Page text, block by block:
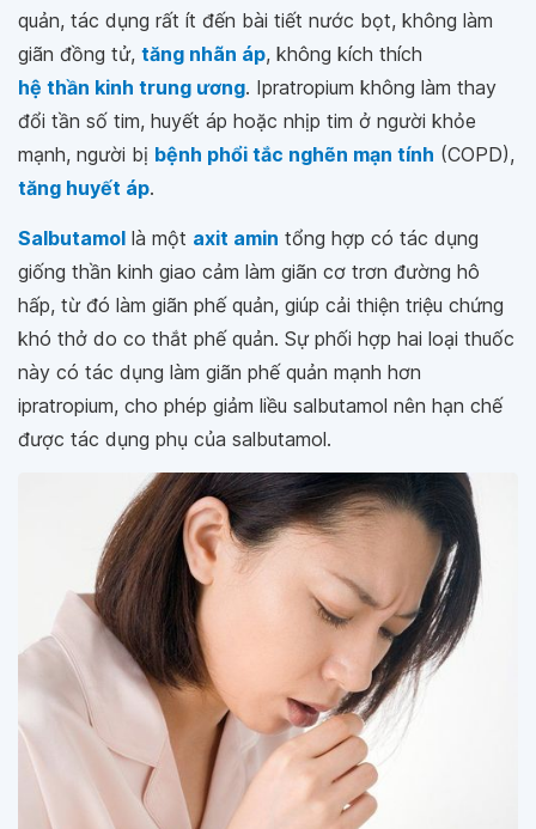
quản, tác dụng rất ít đến bài tiết nước bọt, không làm
giãn đồng tử, tăng nhãn áp, không kích thích
hệ thần kinh trung ương. Ipratropium không làm thay
đổi tần số tim, huyết áp hoặc nhịp tim ở người khỏe
mạnh, người bị bệnh phổi tắc nghẽn mạn tính (COPD),
tăng huyết áp.
Salbutamol là một axit amin tổng hợp có tác dụng
giống thần kinh giao cảm làm giãn cơ trơn đường hô
hấp, từ đó làm giãn phế quản, giúp cải thiện triệu chứng
khó thở do co thắt phế quản. Sự phối hợp hai loại thuốc
này có tác dụng làm giãn phế quản mạnh hơn
ipratropium, cho phép giảm liều salbutamol nên hạn chế
được tác dụng phụ của salbutamol.